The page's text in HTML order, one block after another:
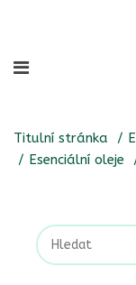
Titulní stránka
Esenciální oleje